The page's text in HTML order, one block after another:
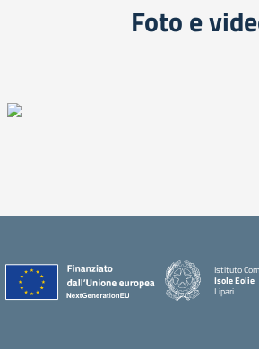
Foto e
Istituto
Isole Eolie
Lipari